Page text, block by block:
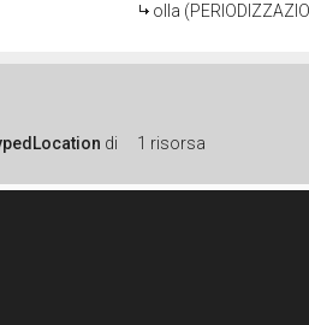
olla
di 1 risorsa